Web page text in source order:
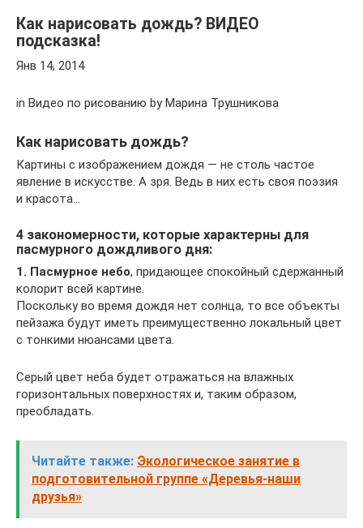
Как нарисовать дождь? ВИДЕО
подсказка!
Янв 14, 2014
in Видео по рисованию by Марина Трушникова
Как нарисовать дождь?
Картины с изображением дождя — не столь частое
явление в искусстве. А зря. Ведь в них есть своя поэзия
и красота…
4 закономерности, которые характерны для
пасмурного дождливого дня:
1. Пасмурное небо, придающее спокойный сдержанный
колорит всей картине.
Поскольку во время дождя нет солнца, то все объекты
пейзажа будут иметь преимущественно локальный цвет
с тонкими нюансами цвета.
Серый цвет неба будет отражаться на влажных
горизонтальных поверхностях и, таким образом,
преобладать.
Читайте также: Экологическое занятие в
подготовительной группе «Деревья-наши
друзья»